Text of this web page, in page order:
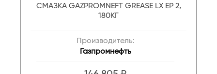
СМАЗКА GAZPROMNEFT GREASE LX EP 2,
180КГ
Производитель:
Газпромнефть